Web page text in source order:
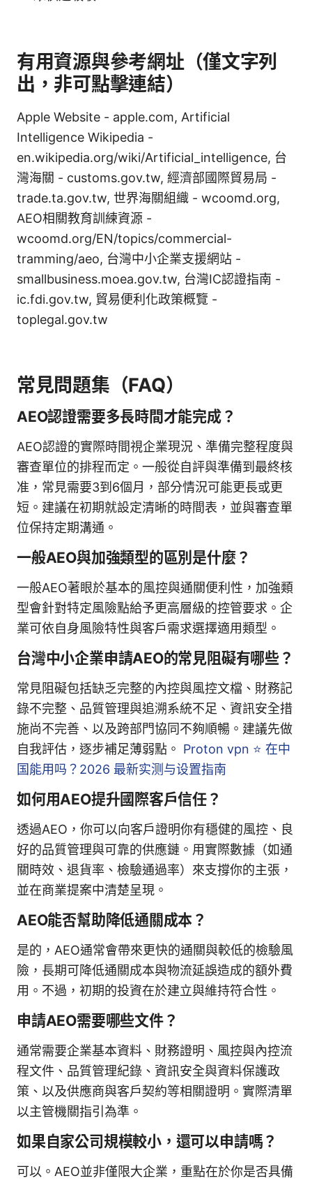
有用資源與參考網址（僅文字列
出，非可點擊連結）
Apple Website - apple.com, Artificial
Intelligence Wikipedia -
en.wikipedia.org/wiki/Artificial_intelligence, 台
灣海關 - customs.gov.tw, 經濟部國際貿易局 -
trade.ta.gov.tw, 世界海關組織 - wcoomd.org,
AEO相關教育訓練資源 -
wcoomd.org/EN/topics/commercial-
tramming/aeo, 台灣中小企業支援網站 -
smallbusiness.moea.gov.tw, 台灣IC認證指南 -
ic.fdi.gov.tw, 貿易便利化政策概覽 -
toplegal.gov.tw
常見問題集（FAQ）
AEO認證需要多長時間才能完成？
AEO認證的實際時間視企業現況、準備完整程度與
審查單位的排程而定。一般從自評與準備到最終核
准，常見需要3到6個月，部分情況可能更長或更
短。建議在初期就設定清晰的時間表，並與審查單
位保持定期溝通。
一般AEO與加強類型的區別是什麼？
一般AEO著眼於基本的風控與通關便利性，加強類
型會針對特定風險點給予更高層級的控管要求。企
業可依自身風險特性與客戶需求選擇適用類型。
台灣中小企業申請AEO的常見阻礙有哪些？
常見阻礙包括缺乏完整的內控與風控文檔、財務記
錄不完整、品質管理與追溯系統不足、資訊安全措
施尚不完善、以及跨部門協同不夠順暢。建議先做
自我評估，逐步補足薄弱點。 Proton vpn ⭐ 在中
国能用吗？2026 最新实测与设置指南
如何用AEO提升國際客戶信任？
透過AEO，你可以向客戶證明你有穩健的風控、良
好的品質管理與可靠的供應鏈。用實際數據（如通
關時效、退貨率、檢驗通過率）來支撐你的主張，
並在商業提案中清楚呈現。
AEO能否幫助降低通關成本？
是的，AEO通常會帶來更快的通關與較低的檢驗風
險，長期可降低通關成本與物流延誤造成的額外費
用。不過，初期的投資在於建立與維持符合性。
申請AEO需要哪些文件？
通常需要企業基本資料、財務證明、風控與內控流
程文件、品質管理紀錄、資訊安全與資料保護政
策、以及供應商與客戶契約等相關證明。實際清單
以主管機關指引為準。
如果自家公司規模較小，還可以申請嗎？
可以。AEO並非僅限大企業，重點在於你是否具備